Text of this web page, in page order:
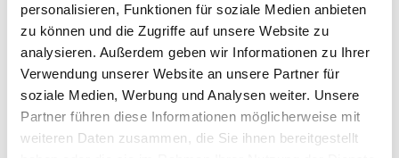
personalisieren, Funktionen für soziale Medien anbieten
zu können und die Zugriffe auf unsere Website zu
analysieren. Außerdem geben wir Informationen zu Ihrer
Verwendung unserer Website an unsere Partner für
soziale Medien, Werbung und Analysen weiter. Unsere
Partner führen diese Informationen möglicherweise mit
weiteren Daten zusammen, die Sie ihnen bereitgestellt
Gemeinsam ein neues Stadtteilhaus
entwickeln
Ein Überblick über Planung, Bau und Neueröffnung der
Hamburger Bücherhalle Eidelstedt im Stadtteilkulturzentrum